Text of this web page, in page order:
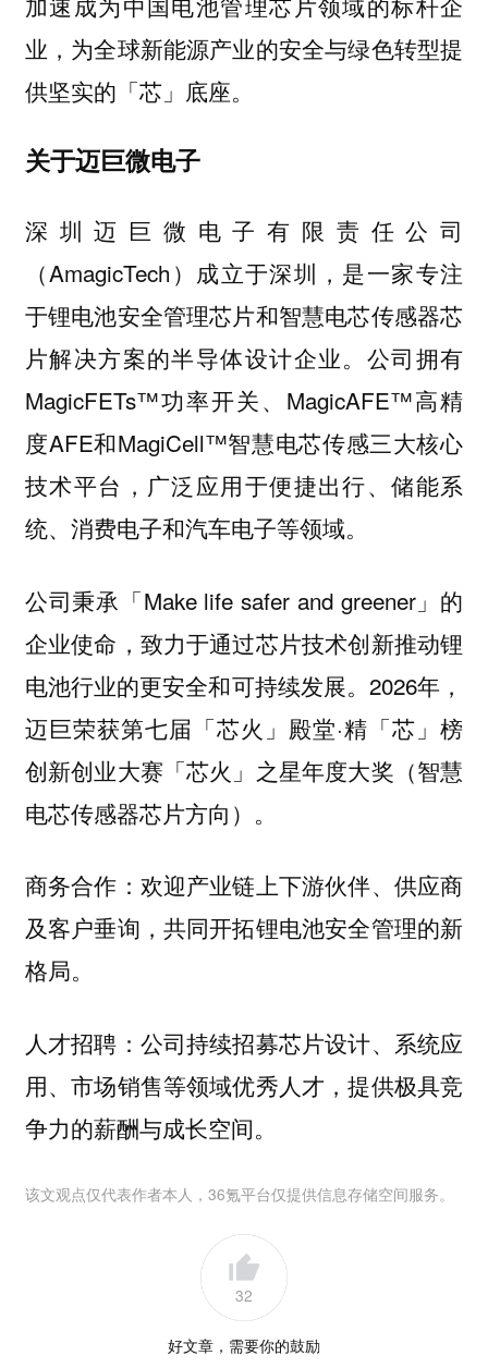
业，为全球新能源产业的安全与绿色转型提
供坚实的「芯」底座。
关于迈巨微电子
深圳迈巨微电子有限责任公司
（AmagicTech）成立于深圳，是一家专注
于锂电池安全管理芯片和智慧电芯传感器芯
片解决方案的半导体设计企业。公司拥有
MagicFETs™功率开关、MagicAFE™高精
度AFE和MagiCell™智慧电芯传感三大核心
技术平台，广泛应用于便捷出行、储能系
统、消费电子和汽车电子等领域。
公司秉承「Make life safer and greener」的
企业使命，致力于通过芯片技术创新推动锂
电池行业的更安全和可持续发展。2026年，
迈巨荣获第七届「芯火」殿堂·精「芯」榜
创新创业大赛「芯火」之星年度大奖（智慧
电芯传感器芯片方向）。
商务合作：欢迎产业链上下游伙伴、供应商
及客户垂询，共同开拓锂电池安全管理的新
格局。
人才招聘：公司持续招募芯片设计、系统应
用、市场销售等领域优秀人才，提供极具竞
争力的薪酬与成长空间。
该文观点仅代表作者本人，36氪平台仅提供信息存储空间服务。
32
好文章，需要你的鼓励